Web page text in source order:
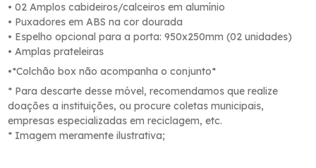
• 02 Amplos cabideiros/calceiros em alumínio
• Puxadores em ABS na cor dourada
• Espelho opcional para a porta: 950x250mm (02 unidades)
• Amplas prateleiras
•*Colchão box não acompanha o conjunto*
* Para descarte desse móvel, recomendamos que realize
doações a instituições, ou procure coletas municipais,
empresas especializadas em reciclagem, etc.
* Imagem meramente ilustrativa;